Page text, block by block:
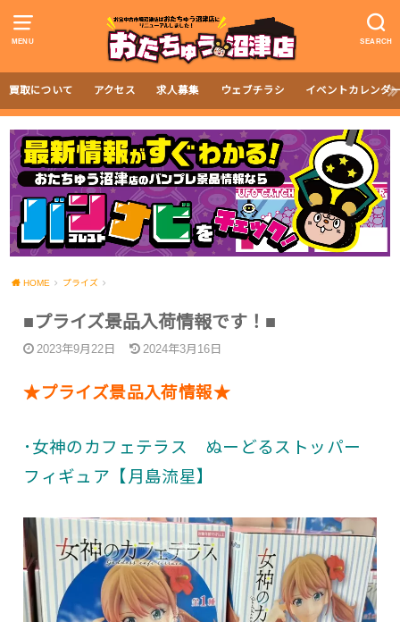
MENU SEARCH
買取について アクセス 求人募集 ウェブチラシ イベントカレンダ
HOME プライズ
■プライズ景品入荷情報です！■
2023年9月22日 2024年3月16日
★プライズ景品入荷情報★
･女神のカフェテラス ぬーどるストッパー
フィギュア【月島流星】